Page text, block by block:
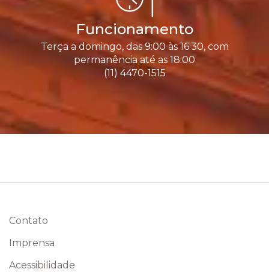
Funcionamento
Terça a domingo, das 9:00 às 16:30, com
permanência até as 18:00
(11) 4470-1515
Contato
Imprensa
Acessibilidade